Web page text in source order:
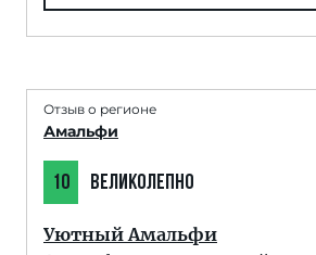
Отзыв о регионе
Амальфи
10 ВЕЛИКОЛЕПНО
Уютный Амальфи